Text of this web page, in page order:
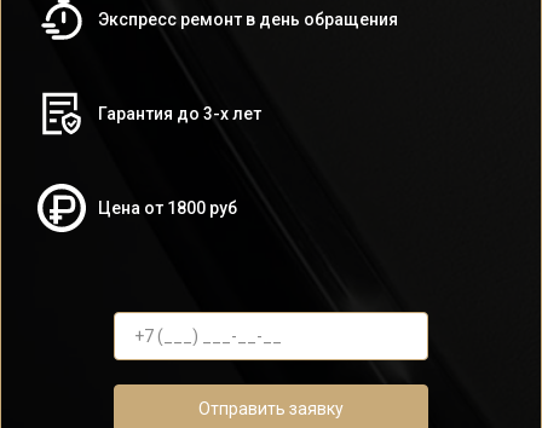
Экспресс ремонт в день обращения
Гарантия до 3-х лет
Цена от 1800 руб
Отправить заявку